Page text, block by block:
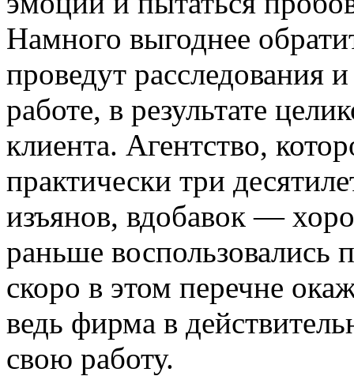
Намного выгоднее
проведут расследования
работе, в результате
клиента. Агентство,
практически три
изъянов, вдобавок —
раньше
скоро в этом перечне
ведь фирма в
свою работу.